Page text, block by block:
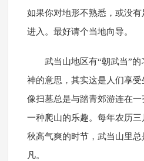
如果你对地形不熟悉，或没
进入。最好请个当地向导。
武当山地区有“朝武当”
神的意思，其实这是人们享
像扫墓总是与踏青郊游连在一
一种爬山的乐趣。每年农历
秋高气爽的时节，武当山里
凡。